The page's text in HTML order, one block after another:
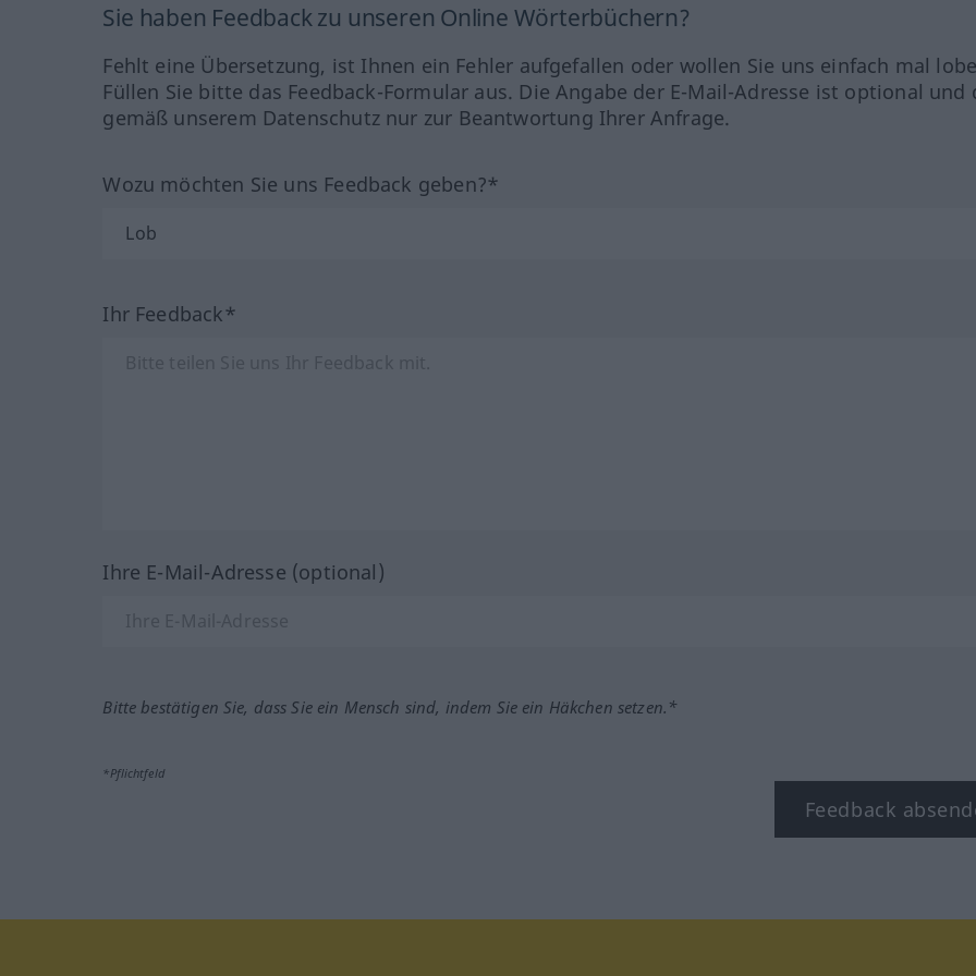
Sie haben Feedback zu unseren Online Wörterbüchern?
Fehlt eine Übersetzung, ist Ihnen ein Fehler aufgefallen oder wollen Sie uns einfach mal
Füllen Sie bitte das Feedback-Formular aus. Die Angabe der E-Mail-Adresse ist optional und
gemäß unserem Datenschutz nur zur Beantwortung Ihrer Anfrage.
Wozu möchten Sie uns Feedback geben?*
Ihr Feedback*
Ihre E-Mail-Adresse (optional)
Bitte bestätigen Sie, dass Sie ein Mensch sind, indem Sie ein Häkchen setzen.*
*Pflichtfeld
Feedback